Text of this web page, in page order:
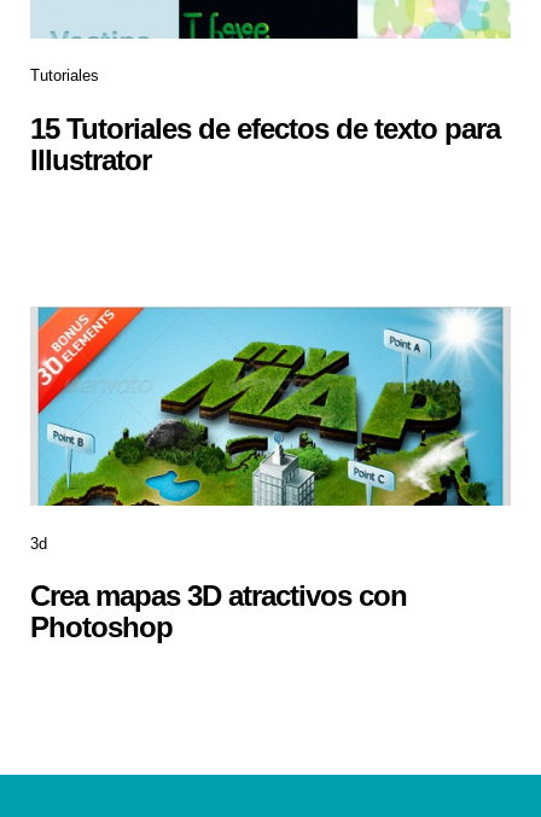
Tutoriales
15 Tutoriales de efectos de texto para
Illustrator
3d
Crea mapas 3D atractivos con
Photoshop